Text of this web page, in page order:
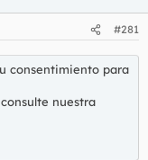
#281
consentimiento para
nuestra